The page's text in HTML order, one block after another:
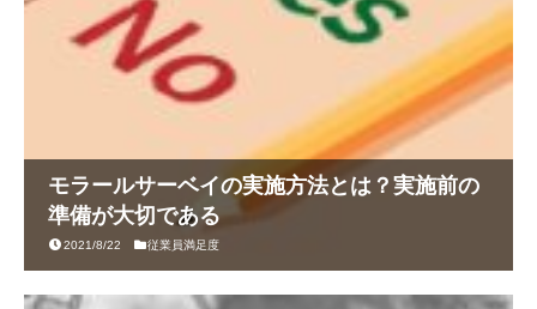
モラールサーベイの実施方法とは？実施前の
準備が大切である
2021/8/22 従業員満足度